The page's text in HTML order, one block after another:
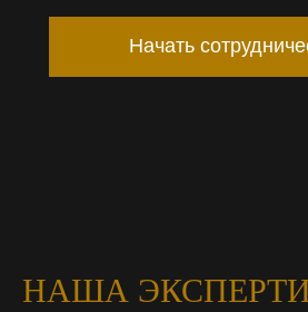
Начать
НАША